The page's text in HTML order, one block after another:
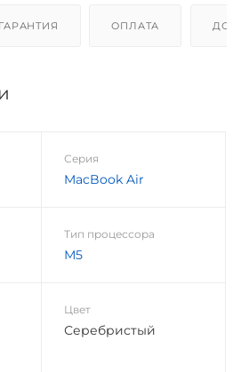
ГАРАНТИЯ ОПЛАТА
Серия
MacBook Air
Тип процессора
М5
Цвет
Серебристый